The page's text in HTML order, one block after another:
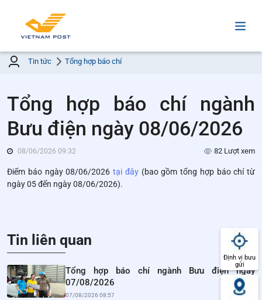
Tin tức Tổng hợp báo chí
Tổng hợp báo chí ngành
Bưu điện ngày 08/06/2026
08/06/2026 09:32 82 Lượt xem
Điểm báo ngày 08/06/2026 tại đây(bao gồm tổng hợp báo chí từ
ngày 05 đến ngày 08/06/2026).
Tin liên quan
Tổng hợp báo chí ngành Bưu điện ngày
07/08/2026
07/08/2026 08:57
Định vị bưu
gửi